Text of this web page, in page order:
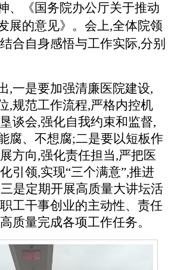
、《国务院办公厅关于推动
展的意见》。会上,全体院领
合自身感悟与工作实际,分别
,一是要加强清廉医院建设,
,规范工作流程,严格内控机
谈会,强化自我约束和监督,
腐、不想腐;二是要以短板作
方向,强化责任担当,严把医
引领,实现“三个满意”,推进
是定期开展高质量大讲坛活
工干事创业的主动性、责任
质量完成各项工作任务。